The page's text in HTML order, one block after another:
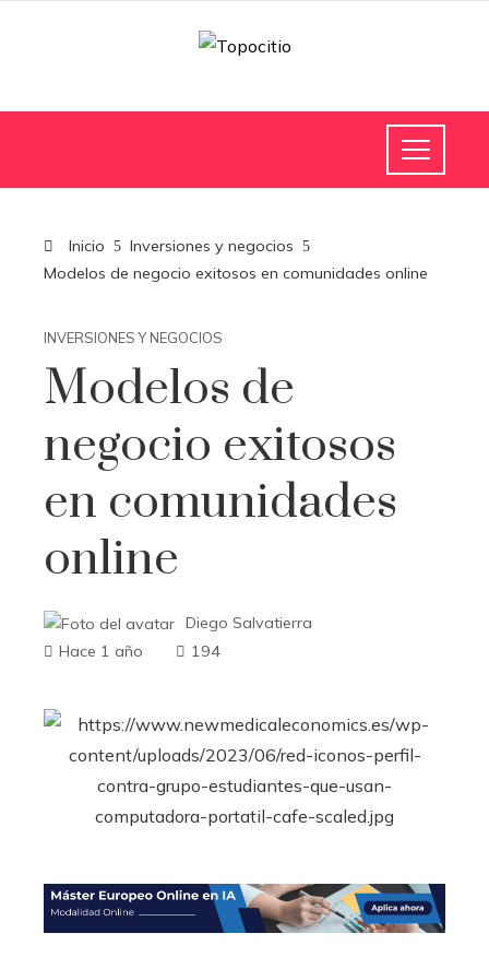
Inicio
Inversiones y negocios
Modelos de negocio exitosos en comunidades online
INVERSIONES Y NEGOCIOS
Modelos de
negocio exitosos
en comunidades
online
Diego Salvatierra
Hace 1 año
194